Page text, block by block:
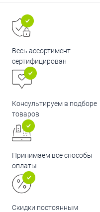
Весь ассортимент
сертифицирован
Консультируем в подборе
товаров
Принимаем все способы
оплаты
Скидки постоянным